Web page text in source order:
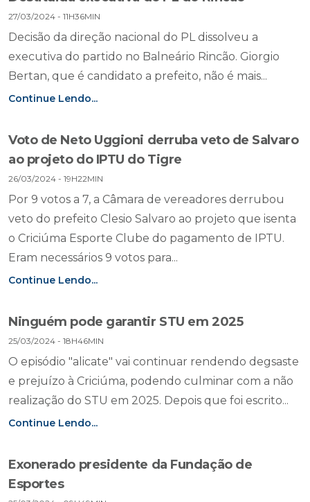
27/03/2024 - 11H36MIN
Decisão da direção nacional do PL dissolveu a
executiva do partido no Balneário Rincão. Giorgio
Bertan, que é candidato a prefeito, não é mais...
Continue Lendo...
Voto de Neto Uggioni derruba veto de Salvaro
ao projeto do IPTU do Tigre
26/03/2024 - 19H22MIN
Por 9 votos a 7, a Câmara de vereadores derrubou
veto do prefeito Clesio Salvaro ao projeto que isenta
o Criciúma Esporte Clube do pagamento de IPTU.
Eram necessários 9 votos para...
Continue Lendo...
Ninguém pode garantir STU em 2025
25/03/2024 - 18H46MIN
O episódio "alicate" vai continuar rendendo degsaste
e prejuízo à Criciúma, podendo culminar com a não
realização do STU em 2025. Depois que foi escrito...
Continue Lendo...
Exonerado presidente da Fundação de
Esportes